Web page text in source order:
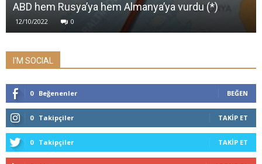
ABD hem Rusya’ya hem Almanya’ya vurdu (*)
12/10/2022 0
I'M SOCIAL
0 Beğenenler BEĞEN
0 Takipçiler TAKIP ET
0 Takipçiler TAKIP ET